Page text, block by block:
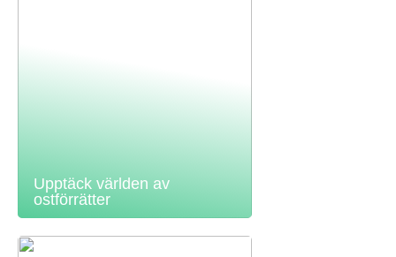
Upptäck världen av
ostförrätter